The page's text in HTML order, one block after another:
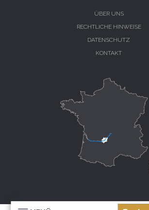
ÜBER UNS
RECHTLICHE HINWEISE
DATENSCHUTZ
KONTAKT